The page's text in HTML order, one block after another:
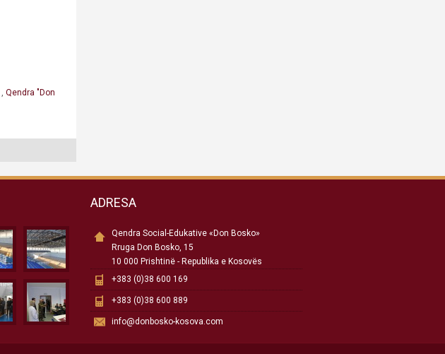
, Qendra "Don
ADRESA
Qendra Social-Edukative «Don Bosko»
Rruga Don Bosko, 15
10 000 Prishtinë - Republika e Kosovës
+383 (0)38 600 169
+383 (0)38 600 889
info@donbosko-kosova.com